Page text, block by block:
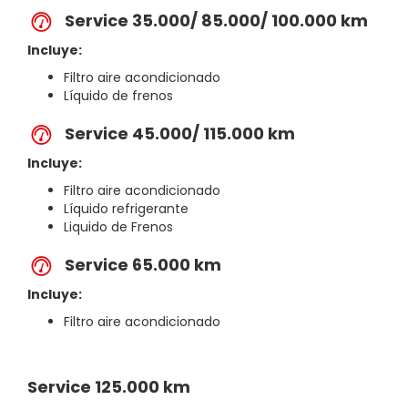
Service 35.000/ 85.000/ 100.000 km
Incluye:
Filtro aire acondicionado
Líquido de frenos
Service 45.000/ 115.000 km
Incluye:
Filtro aire acondicionado
Líquido refrigerante
Liquido de Frenos
Service 65.000 km
Incluye:
Filtro aire acondicionado
Service 125.000 km